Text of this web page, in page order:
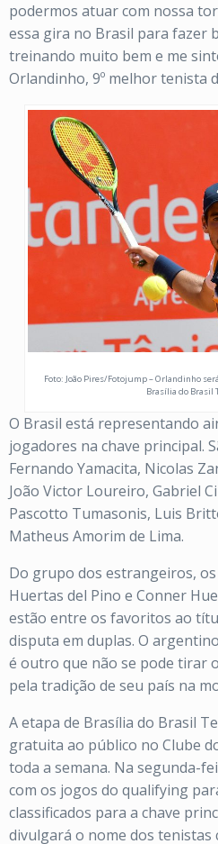
podermos atuar com nossa
essa gira no Brasil para fazer
treinando muito bem e me
Orlandinho, 9º melhor tenista
Foto: João Pires/Fotojump – Orlandinho
Brasília do Brasil
O Brasil está representando
jogadores na chave principal.
Fernando Yamacita, Nicolas
João Victor Loureiro, Gabriel
Pascotto Tumasonis, Luis
Matheus Amorim de Lima.
Do grupo dos estrangeiros,
Huertas del Pino e Conner
estão entre os favoritos ao
disputa em duplas. O
é outro que não se pode tirar
pela tradição de seu país na
A etapa de Brasília do Brasil
gratuita ao público no Clube
toda a semana. Na segunda-
com os jogos do qualifying
classificados para a chave
divulgará o nome dos tenistas